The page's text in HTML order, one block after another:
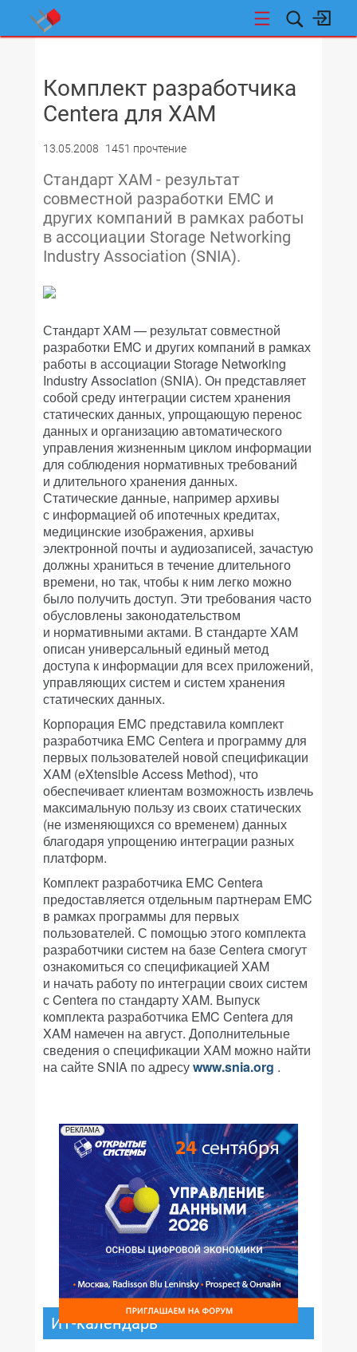
Комплект разработчика
Centera для XAM
13.05.2008 1451 прочтение
Стандарт XAM - результат
совместной разработки EMC и
других компаний в рамках работы
в ассоциации Storage Networking
Industry Association (SNIA).
Стандарт XAM — результат совместной
разработки EMC и других компаний в рамках
работы в ассоциации Storage Networking
Industry Association (SNIA). Он представляет
собой среду интеграции систем хранения
статических данных, упрощающую перенос
данных и организацию автоматического
управления жизненным циклом информации
для соблюдения нормативных требований
и длительного хранения данных.
Статические данные, например архивы
с информацией об ипотечных кредитах,
медицинские изображения, архивы
электронной почты и аудиозаписей, зачастую
должны храниться в течение длительного
времени, но так, чтобы к ним легко можно
было получить доступ. Эти требования часто
обусловлены законодательством
и нормативными актами. В стандарте XAM
описан универсальный единый метод
доступа к информации для всех приложений,
управляющих систем и систем хранения
статических данных.
Корпорация EMC представила комплект
разработчика EMC Centera и программу для
первых пользователей новой спецификации
XAM (eXtensible Access Method), что
обеспечивает клиентам возможность извлечь
максимальную пользу из своих статических
(не изменяющихся со временем) данных
благодаря упрощению интеграции разных
платформ.
Комплект разработчика EMC Centera
предоставляется отдельным партнерам EMC
в рамках программы для первых
пользователей. С помощью этого комплекта
разработчики систем на базе Centera смогут
ознакомиться со спецификацией XAM
и начать работу по интеграции своих систем
с Centera по стандарту XAM. Выпуск
комплекта разработчика EMC Centera для
XAM намечен на август. Дополнительные
сведения о спецификации XAM можно найти
на сайте SNIA по адресуwww.snia.org .
РЕКЛАМА
ИТ-календарь